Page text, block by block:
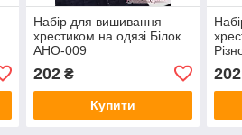
Набір для вишивання
хрестиком на одязі Білок
АНО-009
202₴
Купити
202